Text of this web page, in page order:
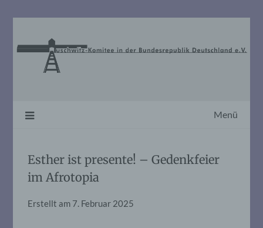
Menü
Esther ist presente! – Gedenkfeier
im Afrotopia
Erstellt am 7. Februar 2025